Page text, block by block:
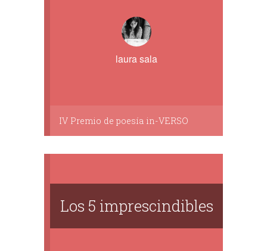
laura sala
IV Premio de poesía in-VERSO
Los 5 imprescindibles